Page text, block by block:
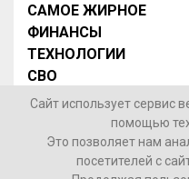
САМОЕ ЖИРНОЕ
ФИНАНСЫ
ТЕХНОЛОГИИ
СВО
НОВОСТИ В МИРЕ
НОВОСТИ РОССИИ
Контакты
Сайт использует сервис
помощью
Это позволяет нам
посетителей с